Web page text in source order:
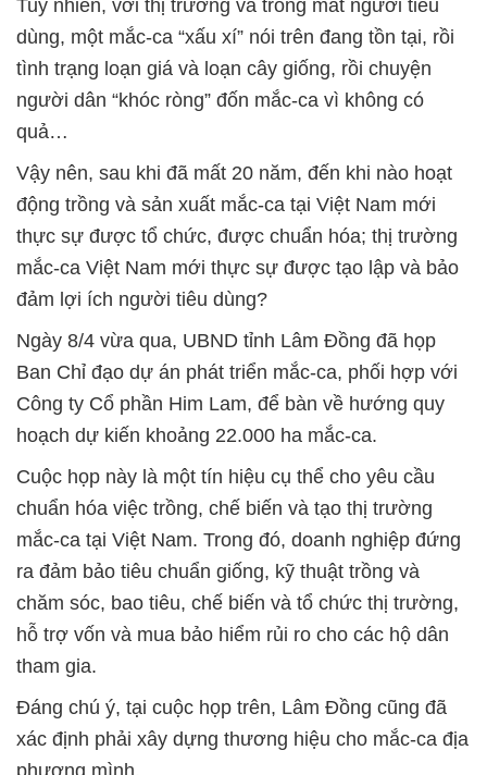
Tuy nhiên, với thị trường và trong mắt người tiêu
dùng, một mắc-ca “xấu xí” nói trên đang tồn tại, rồi
tình trạng loạn giá và loạn cây giống, rồi chuyện
người dân “khóc ròng” đốn mắc-ca vì không có
quả…
Vậy nên, sau khi đã mất 20 năm, đến khi nào hoạt
động trồng và sản xuất mắc-ca tại Việt Nam mới
thực sự được tổ chức, được chuẩn hóa; thị trường
mắc-ca Việt Nam mới thực sự được tạo lập và bảo
đảm lợi ích người tiêu dùng?
Ngày 8/4 vừa qua, UBND tỉnh Lâm Đồng đã họp
Ban Chỉ đạo dự án phát triển mắc-ca, phối hợp với
Công ty Cổ phần Him Lam, để bàn về hướng quy
hoạch dự kiến khoảng 22.000 ha mắc-ca.
Cuộc họp này là một tín hiệu cụ thể cho yêu cầu
chuẩn hóa việc trồng, chế biến và tạo thị trường
mắc-ca tại Việt Nam. Trong đó, doanh nghiệp đứng
ra đảm bảo tiêu chuẩn giống, kỹ thuật trồng và
chăm sóc, bao tiêu, chế biến và tổ chức thị trường,
hỗ trợ vốn và mua bảo hiểm rủi ro cho các hộ dân
tham gia.
Đáng chú ý, tại cuộc họp trên, Lâm Đồng cũng đã
xác định phải xây dựng thương hiệu cho mắc-ca địa
phương mình.